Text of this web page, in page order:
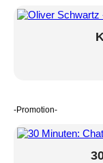
-Promotion-